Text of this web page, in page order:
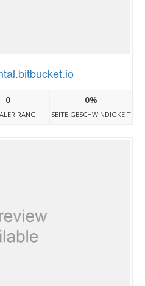
0
RANG
0%
SEITE GESCHWINDIGKEIT